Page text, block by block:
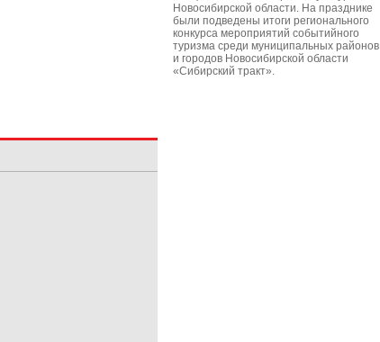
Новосибирской области. На празднике
были подведены итоги регионального
конкурса мероприятий событийного
туризма среди муниципальных районов
и городов Новосибирской области
«Сибирский тракт».